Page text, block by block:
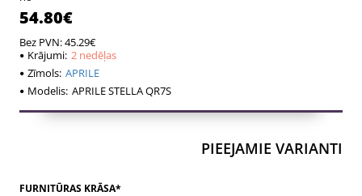
54.80€
Bez PVN: 45.29€
Krājumi: 2 nedēļas
Zīmols: APRILE
Modelis: APRILE STELLA QR7S
PIEEJAMIE VARIANTI
FURNITŪRAS KRĀSA*